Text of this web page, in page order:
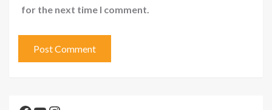
for the next time I comment.